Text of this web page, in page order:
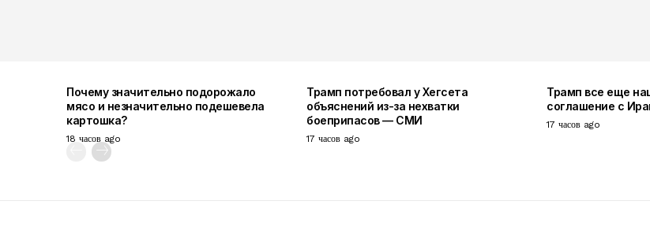
Почему значительно подорожало
мясо и незначительно подешевела
картошка?
18 часов ago
Трамп потребовал у Хегсета
объяснений из-за нехватки
боеприпасов — СМИ
17 часов ago
Трамп все еще
соглашение с
17 часов ago